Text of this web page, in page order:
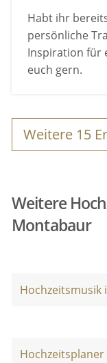
Habt ihr
persönliche
Inspiration für
euch gern.
Weitere 15
Weitere
Montabaur
Hochzeitsmusik